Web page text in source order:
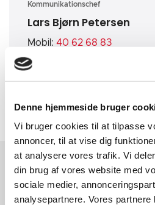
Denne hjemmeside bruger
Vi bruger cookies til at tilpasse
annoncer, til at vise dig
at analysere vores trafik. Vi
din brug af vores website med
sociale medier,
analysepartnere. Vores
Kommunikationschef
Lars Bjørn Petersen
Mobil: 40 62 68 83
E-mail:
Læs mere om